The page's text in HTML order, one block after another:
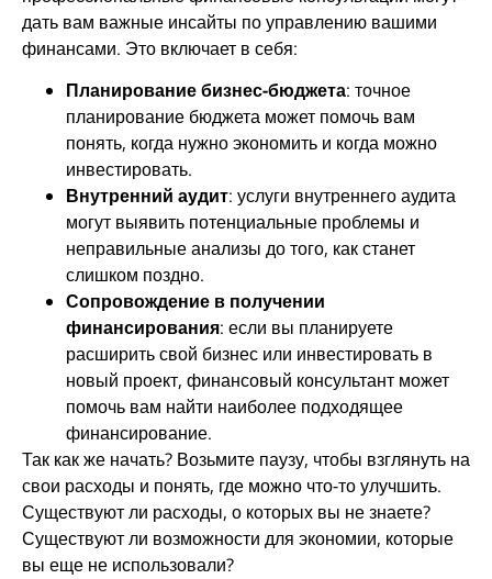
дать вам важные инсайты по управлению вашими
финансами. Это включает в себя:
Планирование бизнес-бюджета: точное
планирование бюджета может помочь вам
понять, когда нужно экономить и когда можно
инвестировать.
Внутренний аудит: услуги внутреннего аудита
могут выявить потенциальные проблемы и
неправильные анализы до того, как станет
слишком поздно.
Сопровождение в получении
финансирования: если вы планируете
расширить свой бизнес или инвестировать в
новый проект, финансовый консультант может
помочь вам найти наиболее подходящее
финансирование.
Так как же начать? Возьмите паузу, чтобы взглянуть на
свои расходы и понять, где можно что-то улучшить.
Существуют ли расходы, о которых вы не знаете?
Существуют ли возможности для экономии, которые
вы еще не использовали?